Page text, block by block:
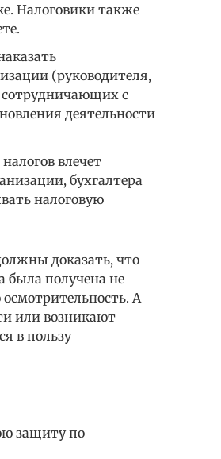
Налоговики также
(руководителя,
сотрудничающих с
деятельности
влечет
бухгалтера
налоговую
доказать, что
была получена не
А
или возникают
в пользу
защиту по